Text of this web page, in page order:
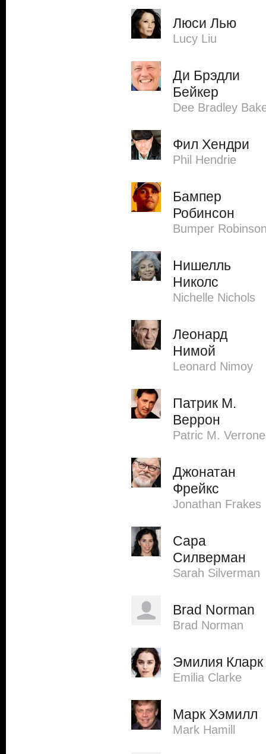
Люси Лью
Lucy Liu
Ди Брэдли
Бейкер
Dee Bradley
Фил Хендри
Phil Hendrie
Бампер
Робинсон
Bumper
Нишелль
Николс
Nichelle Nichols
Леонард
Нимой
Leonard Nimoy
Патрик М.
Веррон
Patric M. Verrone
Джонатан
Фрейкс
Jonathan Frakes
Сара
Силверман
Sarah Silverman
Brad Norman
Brad Norman
Эмилия Кларк
Emilia Clarke
Марк Хэмилл
Mark Hamill